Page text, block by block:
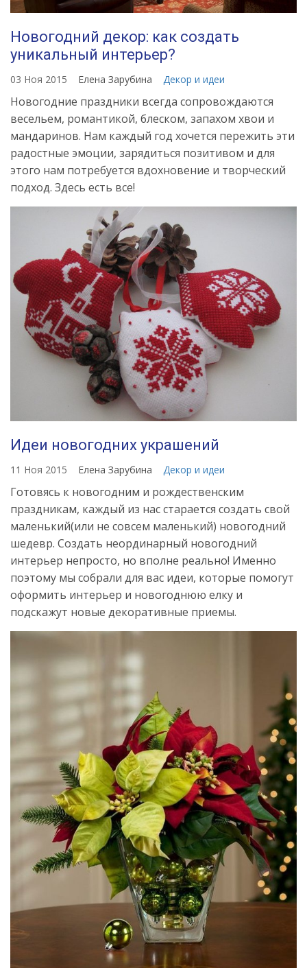
Новогодний декор: как создать
уникальный интерьер?
03 Ноя 2015 Елена Зарубина Декор и идеи
Новогодние праздники всегда сопровождаются
весельем, романтикой, блеском, запахом хвои и
мандаринов. Нам каждый год хочется пережить эти
радостные эмоции, зарядиться позитивом и для
этого нам потребуется вдохновение и творческий
подход. Здесь есть все!
Идеи новогодних украшений
11 Ноя 2015 Елена Зарубина Декор и идеи
Готовясь к новогодним и рождественским
праздникам, каждый из нас старается создать свой
маленький(или не совсем маленький) новогодний
шедевр. Создать неординарный новогодний
интерьер непросто, но вполне реально! Именно
поэтому мы собрали для вас идеи, которые помогут
оформить интерьер и новогоднюю елку и
подскажут новые декоративные приемы.